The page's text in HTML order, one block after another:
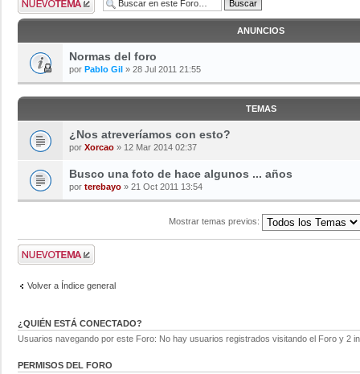
ANUNCIOS
Normas del foro
por Pablo Gil » 28 Jul 2011 21:55
TEMAS
¿Nos atreveríamos con esto?
por Xorcao » 12 Mar 2014 02:37
Busco una foto de hace algunos ... años
por terebayo » 21 Oct 2011 13:54
Mostrar temas previos:
Volver a Índice general
¿QUIÉN ESTÁ CONECTADO?
Usuarios navegando por este Foro: No hay usuarios registrados visitando el Foro y 2
PERMISOS DEL FORO